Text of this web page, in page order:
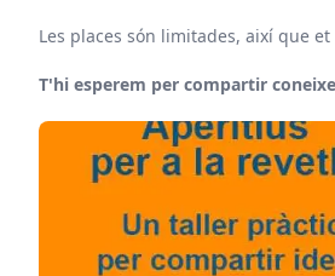
Les places són limitades, així que
T'hi esperem per compartir